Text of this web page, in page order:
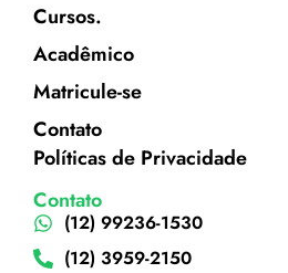
Cursos.
Acadêmico
Matricule-se
Contato
Políticas de Privacidade
Contato
(12) 99236-1530
(12) 3959-2150